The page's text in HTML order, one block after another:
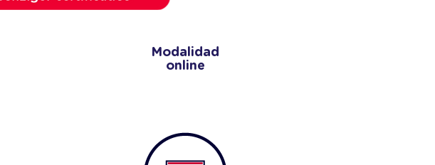
Modalidad
online